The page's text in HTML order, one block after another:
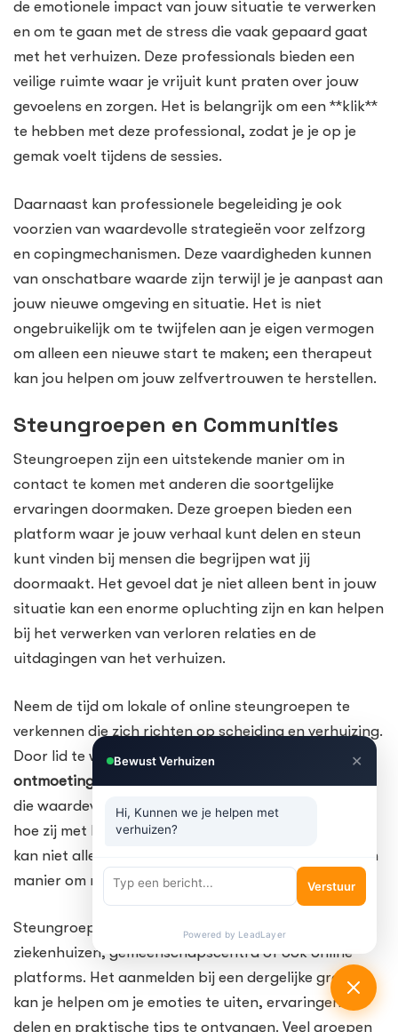
de emotionele impact van jouw situatie te verwerken
en om te gaan met de stress die vaak gepaard gaat
met het verhuizen. Deze professionals bieden een
veilige ruimte waar je vrijuit kunt praten over jouw
gevoelens en zorgen. Het is belangrijk om een **klik**
te hebben met deze professional, zodat je je op je
gemak voelt tijdens de sessies.
Daarnaast kan professionele begeleiding je ook
voorzien van waardevolle strategieën voor zelfzorg
en copingmechanismen. Deze vaardigheden kunnen
van onschatbare waarde zijn terwijl je je aanpast aan
jouw nieuwe omgeving en situatie. Het is niet
ongebruikelijk om te twijfelen aan je eigen vermogen
om alleen een nieuwe start te maken; een therapeut
kan jou helpen om jouw zelfvertrouwen te herstellen.
Steungroepen en Communities
Steungroepen zijn een uitstekende manier om in
contact te komen met anderen die soortgelijke
ervaringen doormaken. Deze groepen bieden een
platform waar je jouw verhaal kunt delen en steun
kunt vinden bij mensen die begrijpen wat jij
doormaakt. Het gevoel dat je niet alleen bent in jouw
situatie kan een enorme opluchting zijn en kan helpen
bij het verwerken van verloren relaties en de
uitdagingen van het verhuizen.
Neem de tijd om lokale of online steungroepen te
verkennen die zich richten op scheiding en verhuizing.
Door lid te worden van een community kun je
ontmoetingen
die waardevolle inzichten en tips kunnen delen over
hoe zij met hun eigen ervaringen zijn omgegaan. Dit
kan niet alleen een bron van steun zijn, maar ook een
manier om nieuwe vriendschappen te sluiten.
Steungroepen kunnen vaak worden gevonden via
ziekenhuizen, gemeenschapscentra of ook online
platforms. Het aanmelden bij een dergelijke groep
kan je helpen om je emoties te uiten, ervaringen te
delen en praktische tips te ontvangen. Veel groepen
Bewust Verhuizen ✕
Hi, Kunnen we je helpen met
verhuizen?
Verstuur
Powered by LeadLayer